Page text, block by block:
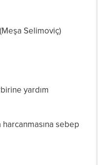
Selimoviç)
yardım
sebep